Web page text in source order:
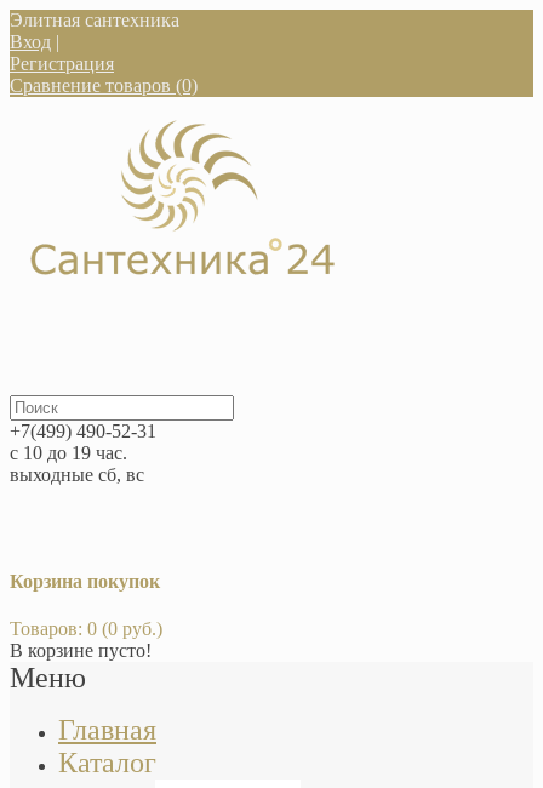
Элитная сантехника
Вход |
Регистрация
Сравнение товаров (0)
+7(499) 490-52-31
с 10 до 19 час.
выходные сб, вс
Корзина покупок
Товаров: 0 (0 руб.)
В корзине пусто!
Меню
Главная
Каталог